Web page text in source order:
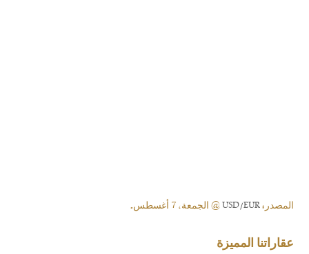
المصدر:USD/EUR@ الجمعة, 7 أغسطس.
عقاراتنا المميزة